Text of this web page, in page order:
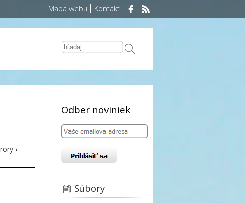
Mapa webu Kontakt
›
Odber noviniek
Súbory